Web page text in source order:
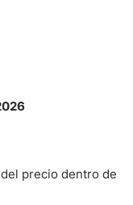
precio dentro de